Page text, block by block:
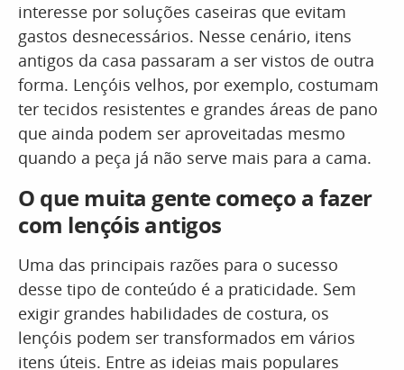
interesse por soluções caseiras que evitam
gastos desnecessários. Nesse cenário, itens
antigos da casa passaram a ser vistos de outra
forma. Lençóis velhos, por exemplo, costumam
ter tecidos resistentes e grandes áreas de pano
que ainda podem ser aproveitadas mesmo
quando a peça já não serve mais para a cama.
O que muita gente começo a fazer
com lençóis antigos
Uma das principais razões para o sucesso
desse tipo de conteúdo é a praticidade. Sem
exigir grandes habilidades de costura, os
lençóis podem ser transformados em vários
itens úteis. Entre as ideias mais populares